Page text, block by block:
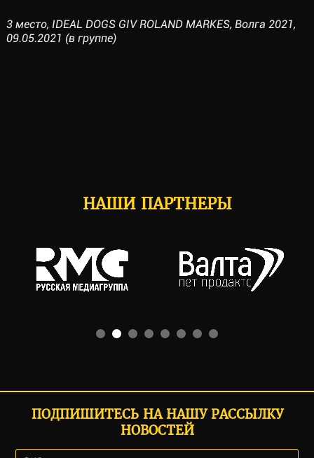
3 место, IDEAL DOGS GIV ROLAND MARKES, Волга 2021,
09.05.2021 (в группе)
НАШИ ПАРТНЕРЫ
ПОДПИШИТЕСЬ НА НАШУ РАССЫЛКУ
НОВОСТЕЙ